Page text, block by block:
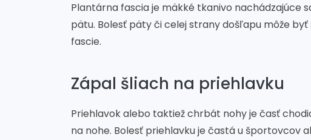
Plantárna fascia je mäkké tkanivo nachádzajúce
pätu. Bolesť päty či celej strany došľapu môže
fascie.
Zápal šliach na priehlavku
Priehlavok alebo taktiež chrbát nohy je časť
na nohe. Bolesť priehlavku je častá u športovcov